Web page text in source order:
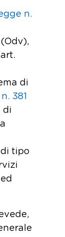
n.
di
381
di
tipo